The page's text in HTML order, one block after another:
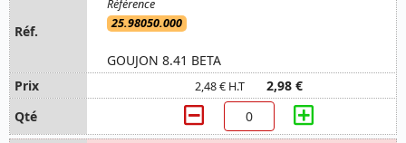
25.98050.000
GOUJON 8.41 BETA
2,48 € H.T 2,98 €